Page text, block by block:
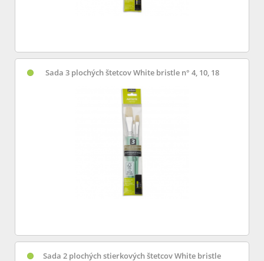
Sada 3 plochých štetcov White bristle n° 4, 10, 18
Sada 2 plochých stierkových štetcov White bristle